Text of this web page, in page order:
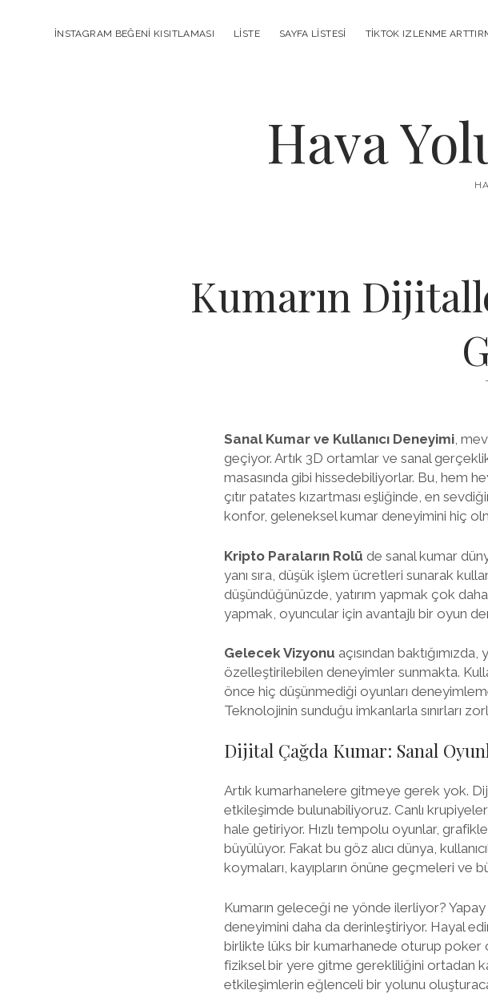
INSTAGRAM BEĞENI KISITLAMASI LISTE SAYFA LISTESI TIKTOK IZLENME
Hava
Kumarın
Sanal Kumar ve Kullanıcı Deneyimi,
geçiyor. Artık 3D ortamlar ve sanal
masasında gibi hissedebiliyorlar. Bu, hem
çıtır patates kızartması eşliğinde, en
konfor, geleneksel kumar deneyimini hiç
Kripto Paraların Rolü de sanal kumar
yanı sıra, düşük işlem ücretleri sunarak
düşündüğünüzde, yatırım yapmak çok
yapmak, oyuncular için avantajlı bir oyun
Gelecek Vizyonu açısından
özelleştirilebilen deneyimler sunmakta.
önce hiç düşünmediği oyunları
Teknolojinin sunduğu imkanlarla sınırları
Dijital Çağda Kumar: Sanal
Artık kumarhanelere gitmeye gerek yok.
etkileşimde bulunabiliyoruz. Canlı
hale getiriyor. Hızlı tempolu oyunlar,
büyülüyor. Fakat bu göz alıcı dünya,
koymaları, kayıpların önüne geçmeleri ve
Kumarın geleceği ne yönde ilerliyor?
deneyimini daha da derinleştiriyor. Hayal
birlikte lüks bir kumarhanede oturup poker
fiziksel bir yere gitme gerekliliğini ortadan
etkileşimlerin eğlenceli bir yolunu